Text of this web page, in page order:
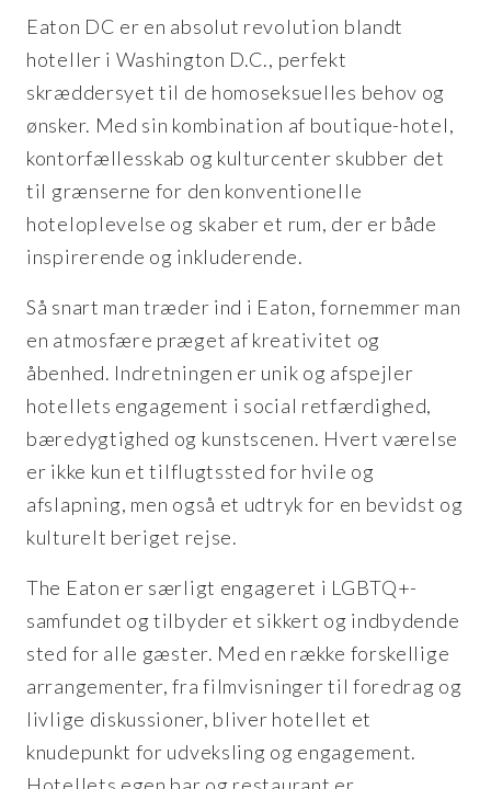
Eaton DC er en absolut revolution blandt
hoteller i Washington D.C., perfekt
skræddersyet til de homoseksuelles behov og
ønsker. Med sin kombination af boutique-hotel,
kontorfællesskab og kulturcenter skubber det
til grænserne for den konventionelle
hoteloplevelse og skaber et rum, der er både
inspirerende og inkluderende.
Så snart man træder ind i Eaton, fornemmer man
en atmosfære præget af kreativitet og
åbenhed. Indretningen er unik og afspejler
hotellets engagement i social retfærdighed,
bæredygtighed og kunstscenen. Hvert værelse
er ikke kun et tilflugtssted for hvile og
afslapning, men også et udtryk for en bevidst og
kulturelt beriget rejse.
The Eaton er særligt engageret i LGBTQ+-
samfundet og tilbyder et sikkert og indbydende
sted for alle gæster. Med en række forskellige
arrangementer, fra filmvisninger til foredrag og
livlige diskussioner, bliver hotellet et
knudepunkt for udveksling og engagement.